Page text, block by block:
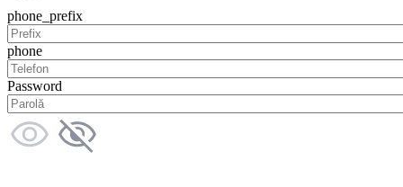
phone_prefix
phone
Password